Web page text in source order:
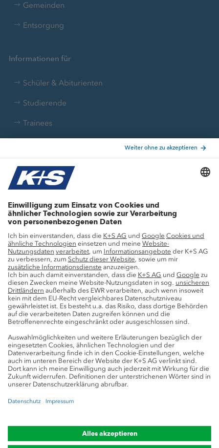
Gemeinden
Entsorgung
Informationen für
Schüler & Abiturienten
Studierende
Trainees
Aktuelle Themen
Stellenangebote
Wachstumsprojekte
Innovation
Nachhaltigkeit
Service
Pressekontakte
K+S-Newsletter
K+S Fanshop
Bergbaulexikon
myK+S Kundenportal
Datenschutz Cookie-Einstellungen Impressum